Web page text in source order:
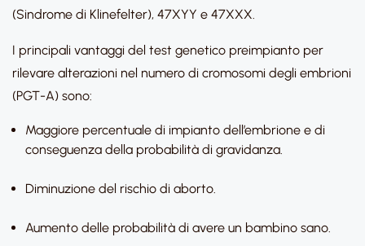
(Sindrome di Klinefelter), 47XYY e 47XXX.
I principali vantaggi del test genetico preimpianto per
rilevare alterazioni nel numero di cromosomi degli embrioni
(PGT-A) sono:
Maggiore percentuale di impianto dell’embrione e di
conseguenza della probabilità di gravidanza.
Diminuzione del rischio di aborto.
Aumento delle probabilità di avere un bambino sano.